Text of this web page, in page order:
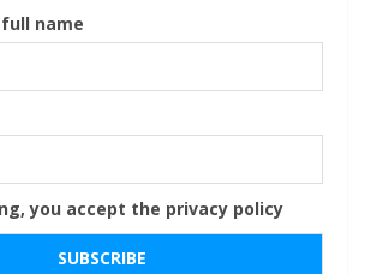
name
you accept the privacy policy